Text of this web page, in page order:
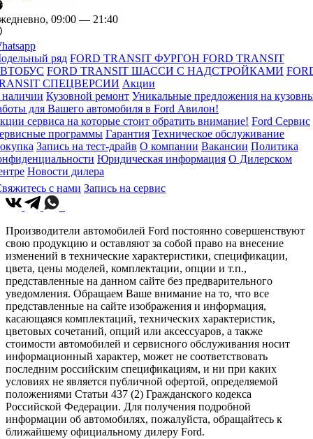
09:00 — 21:40
ряд FORD TRANSIT ФУРГОН FORD TRANSIT
FORD TRANSIT ШАССИ С НАДСТРОЙКАМИ
СПЕЦВЕРСИИ Акции
Кузовной ремонт Уникальные предложения на
для Вашего автомобиля в Ford Авилон!
сервиса на которые стоит обратить внимание! Ford Сервис
программы Гарантия Техническое обслуживание
Запись на тест-драйв О компании Вакансии Политика
Юридическая информация О Дилерском
Новости дилера
с нами Запись на сервис
Производители автомобилей Ford постоянно совершенствуют
свою продукцию и оставляют за собой право на внесение
изменений в технические характеристики, спецификации,
цвета, цены моделей, комплектации, опции и т.п.,
представленные на данном сайте без предварительного
уведомления. Обращаем Ваше внимание на то, что все
представленные на сайте изображения и информация,
касающаяся комплектаций, технических характеристик,
цветовых сочетаний, опций или аксессуаров, а также
стоимости автомобилей и сервисного обслуживания носит
информационный характер, может не соответствовать
последним российским спецификациям, и ни при каких
условиях не является публичной офертой, определяемой
положениями Статьи 437 (2) Гражданского кодекса
Российской Федерации. Для получения подробной
информации об автомобилях, пожалуйста, обращайтесь к
ближайшему официальному дилеру Ford.